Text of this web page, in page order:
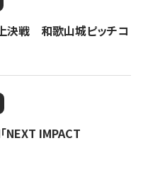
決戦 和歌山城ピッチコ
NEXT IMPACT